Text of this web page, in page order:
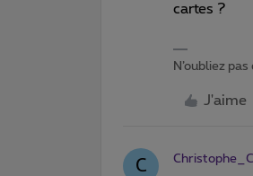
cartes ?
N’oubliez
J'aime
C Christophe_C